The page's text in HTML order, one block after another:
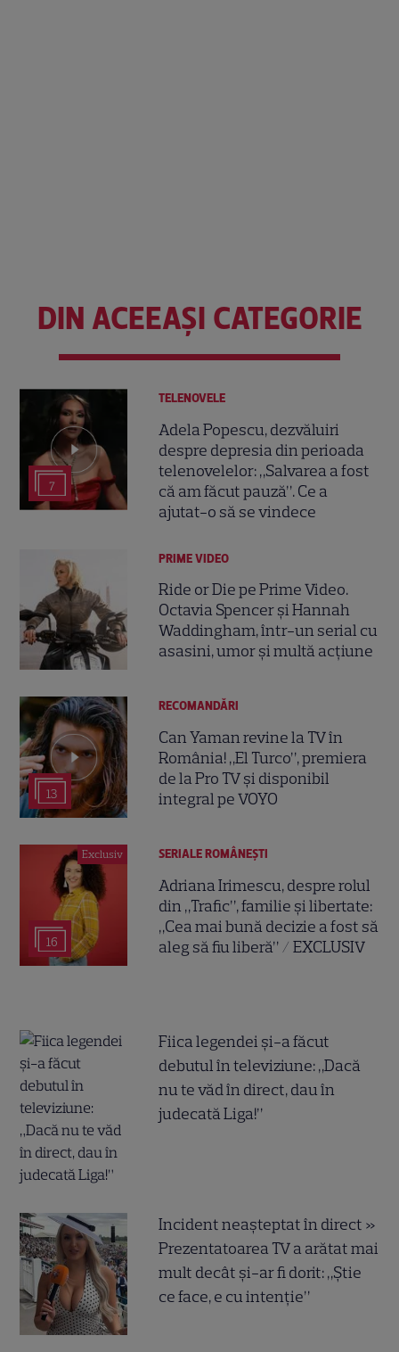
DIN ACEEAȘI CATEGORIE
7
TELENOVELE
Adela Popescu, dezvăluiri
despre depresia din perioada
telenovelelor: „Salvarea a fost
că am făcut pauză”. Ce a
ajutat-o să se vindece
PRIME VIDEO
Ride or Die pe Prime Video.
Octavia Spencer și Hannah
Waddingham, într-un serial cu
asasini, umor și multă acțiune
13
RECOMANDĂRI
Can Yaman revine la TV în
România! „El Turco”, premiera
de la Pro TV și disponibil
integral pe VOYO
Exclusiv
16
SERIALE ROMÂNEŞTI
Adriana Irimescu, despre rolul
din „Trafic”, familie și libertate:
„Cea mai bună decizie a fost să
aleg să fiu liberă” / EXCLUSIV
Fiica legendei și-a făcut
debutul în televiziune: „Dacă
nu te văd în direct, dau în
judecată Liga!”
Incident neașteptat în direct »
Prezentatoarea TV a arătat mai
mult decât și-ar fi dorit: „Știe
ce face, e cu intenție”